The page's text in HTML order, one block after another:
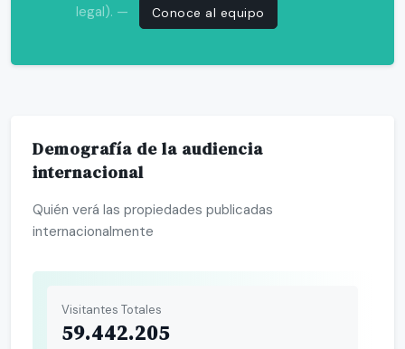
legal). —
Conoce al equipo
Demografía de la audiencia
internacional
Quién verá las propiedades publicadas
internacionalmente
Visitantes Totales
59.442.205